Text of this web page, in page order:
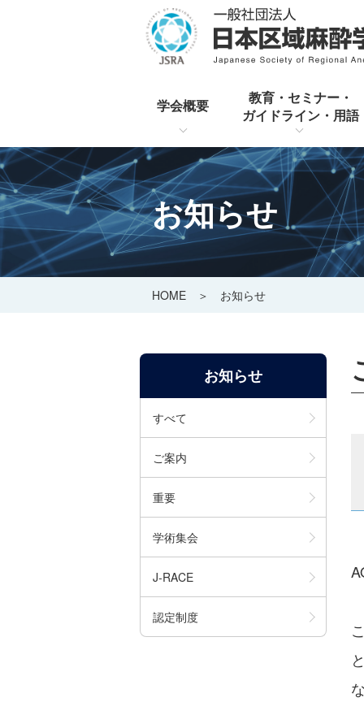
学会概要
教育・セミナー・
ガイドライン・用語
お知らせ
HOME ＞ お知らせ
お知らせ
すべて
ご案内
重要
学術集会
J-RACE
認定制度